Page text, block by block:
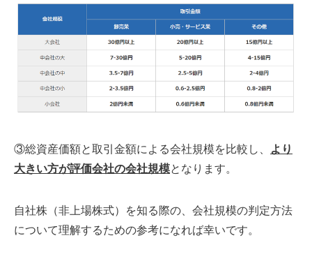
③総資産価額と取引金額による会社規模を比較し、
より
大きい方が評価会社の会社規模となります。
自社株（非上場株式）を知る際の、会社規模の判定方法
について理解するための参考になれば幸いです。